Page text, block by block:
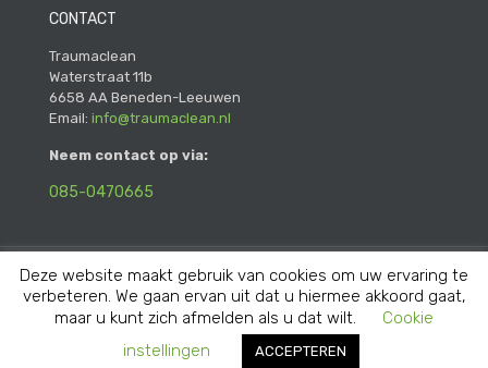
CONTACT
Traumaclean
Waterstraat 11b
6658 AA Beneden-Leeuwen
Email: info@traumaclean.nl
Neem contact op via:
085-0470665
© 2020 Traumaclean. Alle Rechten Voorbehouden |
Webrealisatie door Now Thats.
Deze website maakt gebruik van cookies om uw ervaring te
verbeteren. We gaan ervan uit dat u hiermee akkoord gaat,
maar u kunt zich afmelden als u dat wilt.
Cookie
instellingen
ACCEPTEREN